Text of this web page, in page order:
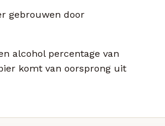
gebrouwen door
alcohol percentage van
komt van oorsprong uit